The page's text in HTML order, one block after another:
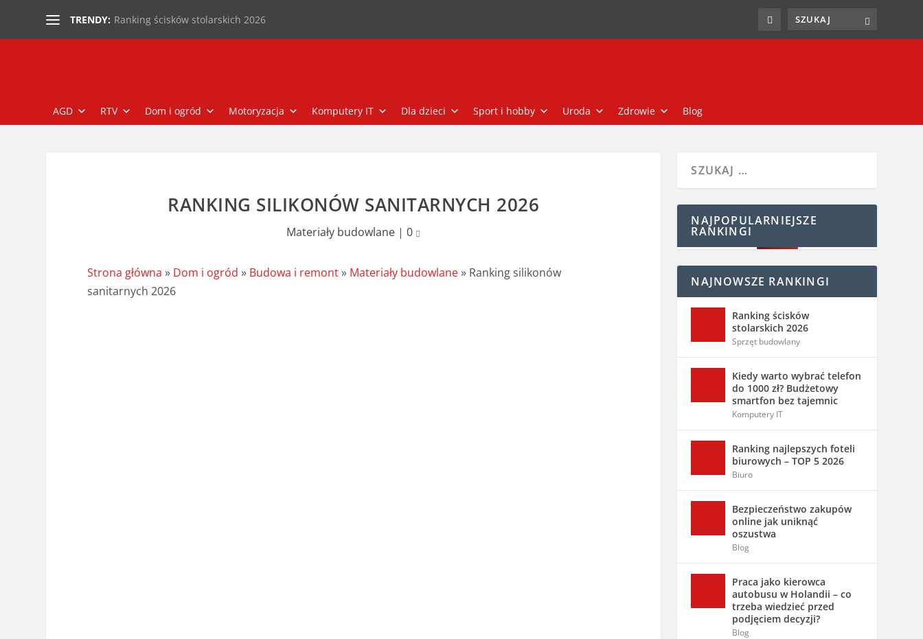
TRENDY: Ranking ścisków stolarskich 2026
AGD RTV Dom i ogród Motoryzacja Komputery IT Dla dzieci Sport i hobby Uroda Zdrowie Blog
RANKING SILIKONÓW SANITARNYCH 2026
Materiały budowlane |0
Strona główna » Dom i ogród » Budowa i remont» Materiały budowlane» Ranking silikonów
sanitarnych 2026
NAJPOPULARNIEJSZE
RANKINGI
NAJNOWSZE RANKINGI
Ranking ścisków
stolarskich 2026
Sprzęt budowlany
Kiedy warto wybrać telefon
do 1000 zł? Budżetowy
smartfon bez tajemnic
Komputery IT
Ranking najlepszych foteli
biurowych – TOP 5 2026
Biuro
Bezpieczeństwo zakupów
online jak uniknąć
oszustwa
Blog
Praca jako kierowca
autobusu w Holandii – co
trzeba wiedzieć przed
podjęciem decyzji?
Blog